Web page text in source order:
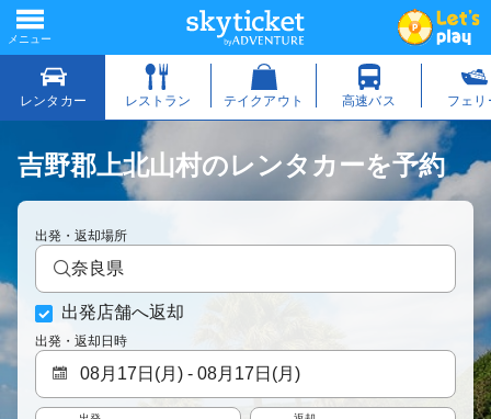
吉野郡上北山村のレンタカーを予約
出発・返却場所
奈良県
出発店舗へ返却
出発・返却日時